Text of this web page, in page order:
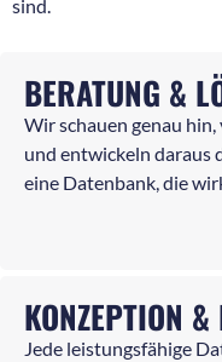
sind.
BERATUNG &
Wir schauen genau
und entwickeln daraus
eine Datenbank, die
KONZEPTION
Jede leistungsfähige